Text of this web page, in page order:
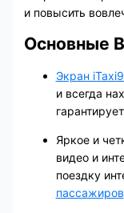
и повысить
Основные
Экран
и всегда
Яркое и
видео и
поездку
пассажиров